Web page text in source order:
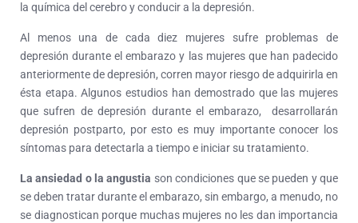
la química del cerebro y conducir a la depresión.
Al menos una de cada diez mujeres sufre problemas de
depresión durante el embarazo y las mujeres que han padecido
anteriormente de depresión, corren mayor riesgo de adquirirla en
ésta etapa. Algunos estudios han demostrado que las mujeres
que sufren de depresión durante el embarazo, desarrollarán
depresión postparto, por esto es muy importante conocer los
síntomas para detectarla a tiempo e iniciar su tratamiento.
La ansiedad o la angustia son condiciones que se pueden y que
se deben tratar durante el embarazo, sin embargo, a menudo, no
se diagnostican porque muchas mujeres no les dan importancia